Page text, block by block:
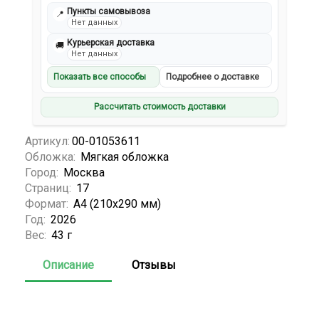
📍 Пункты самовывоза
Нет данных
🚚 Курьерская доставка
Нет данных
Показать все способы Подробнее о доставке
Рассчитать стоимость доставки
Артикул: 00-01053611
Обложка: Мягкая обложка
Город: Москва
Страниц: 17
Формат: А4 (210x290 мм)
Год: 2026
Вес: 43 г
Описание Отзывы